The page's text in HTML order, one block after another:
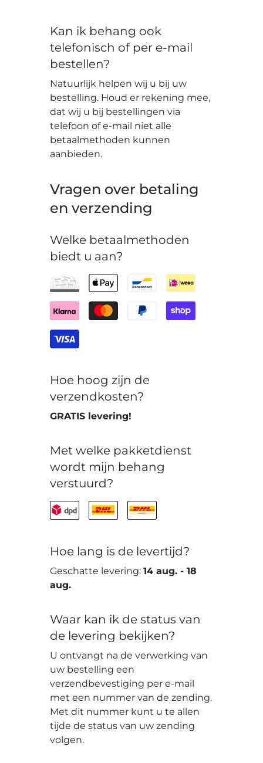
Kan ik behang ook
telefonisch of per e-mail
bestellen?
Natuurlijk helpen wij u bij uw
bestelling. Houd er rekening mee,
dat wij u bij bestellingen via
telefoon of e-mail niet alle
betaalmethoden kunnen
aanbieden.
Vragen over betaling
en verzending
Welke betaalmethoden
biedt u aan?
Hoe hoog zijn de
verzendkosten?
GRATIS levering!
Met welke pakketdienst
wordt mijn behang
verstuurd?
Hoe lang is de levertijd?
Geschatte levering:14 aug. -18
aug.
Waar kan ik de status van
de levering bekijken?
U ontvangt na de verwerking van
uw bestelling een
verzendbevestiging per e-mail
met een nummer van de zending.
Met dit nummer kunt u te allen
tijde de status van uw zending
volgen.